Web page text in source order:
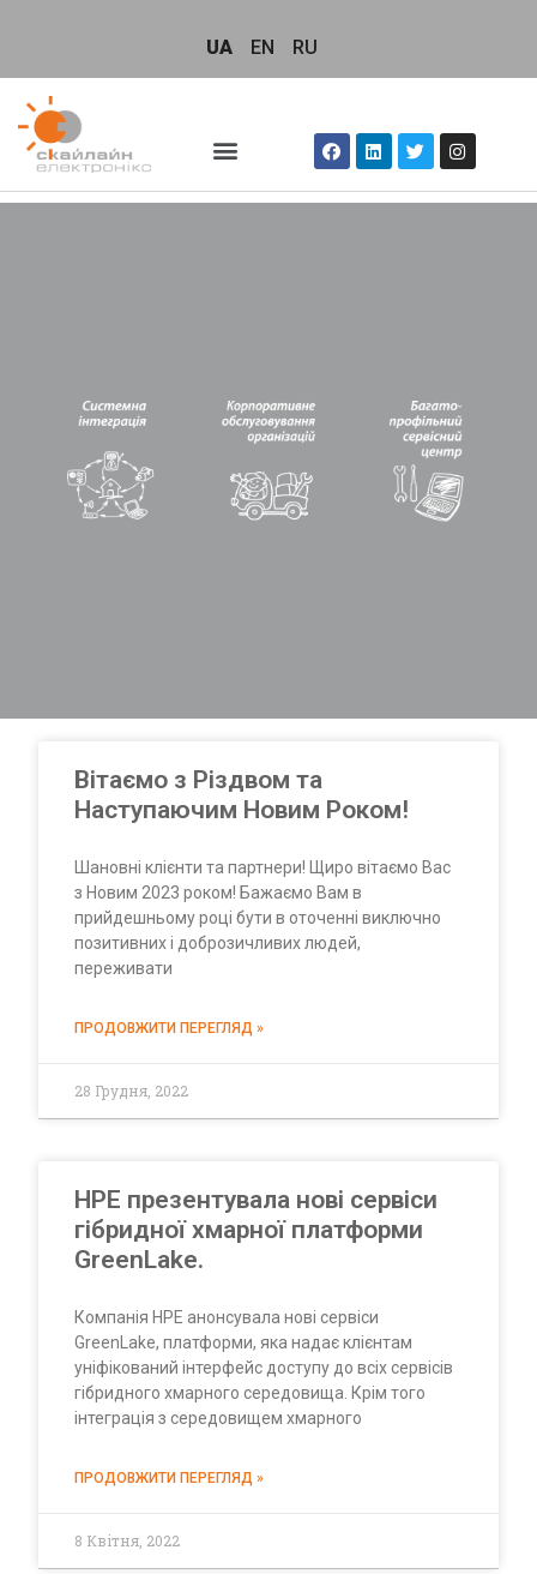
UA EN RU
Вітаємо з Різдвом та
Наступаючим Новим Роком!
Шановні клієнти та партнери! Щиро вітаємо Вас
з Новим 2023 роком! Бажаємо Вам в
прийдешньому році бути в оточенні виключно
позитивних і доброзичливих людей,
переживати
ПРОДОВЖИТИ ПЕРЕГЛЯД »
28 Грудня, 2022
HPE презентувала нові сервіси
гібридної хмарної платформи
GreenLake.
Компанія HPE анонсувала нові сервіси
GreenLake, платформи, яка надає клієнтам
уніфікований інтерфейс доступу до всіх сервісів
гібридного хмарного середовища. Крім того
інтеграція з середовищем хмарного
ПРОДОВЖИТИ ПЕРЕГЛЯД »
8 Квітня, 2022